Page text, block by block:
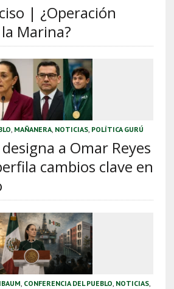
| ¿Operación
Marina?
, MAÑANERA, NOTICIAS, POLÍTICA GURÚ
a Omar Reyes
cambios clave en
, CONFERENCIA DEL PUEBLO, NOTICIAS,